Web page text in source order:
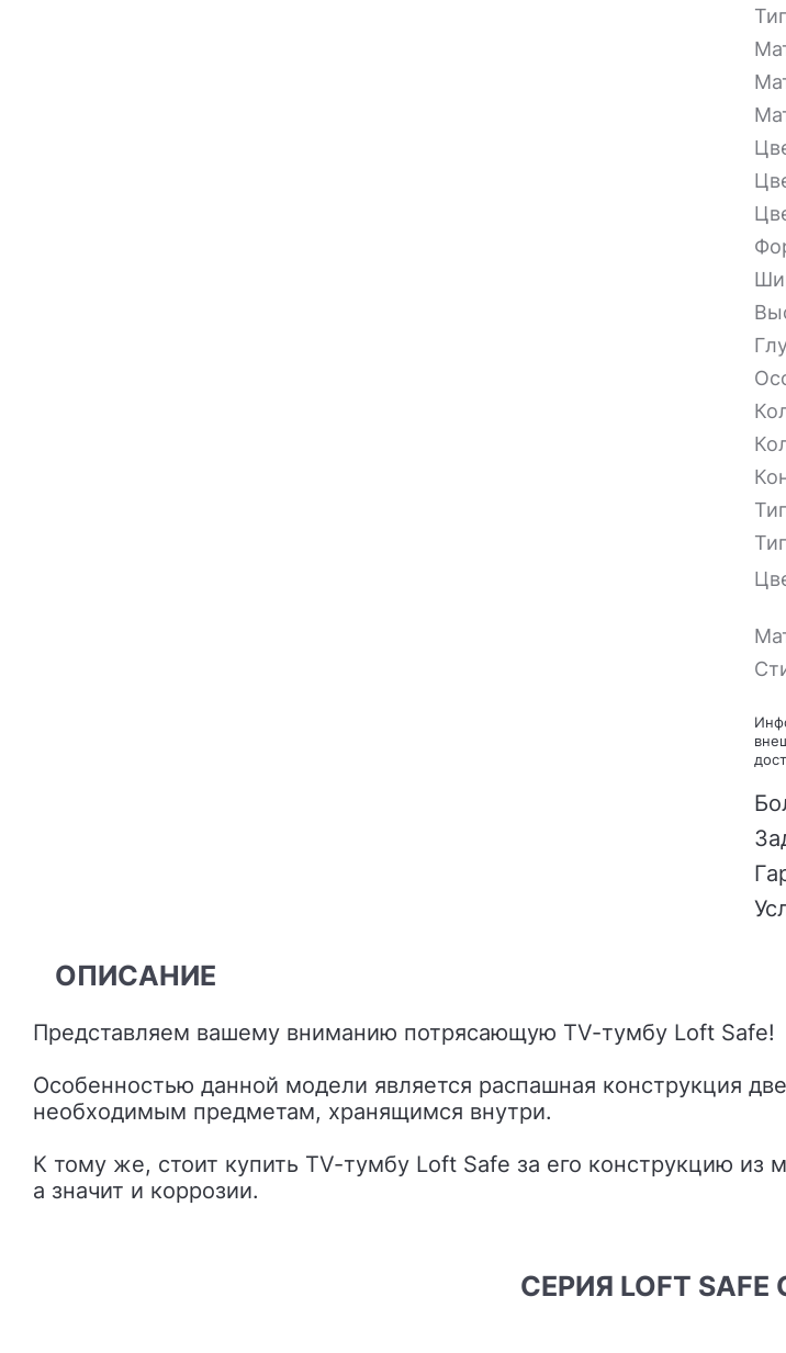
Информация о технических характеристиках, комплекте поставки, стране изготовления,
ОПИСАНИЕ
Представляем вашему вниманию потрясающую TV-тумбу Loft Safe!
Особенностью данной модели является распашная конструкция
необходимым предметам, хранящимся внутри.
К тому же, стоит купить TV-тумбу Loft Safe за его конструкцию
а значит и коррозии.
СЕРИЯ LOFT SAFE